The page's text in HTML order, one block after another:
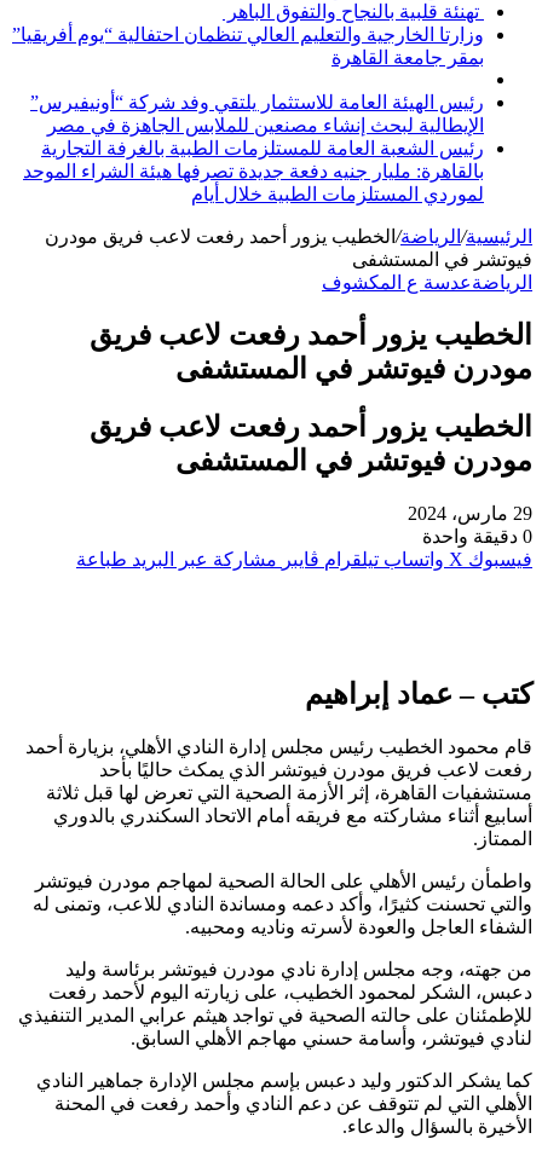
تهنئة قلبية بالنجاح والتفوق الباهر
وزارتا الخارجية والتعليم العالي تنظمان احتفالية “يوم أفريقيا”
بمقر جامعة القاهرة
رئيس الهيئة العامة للاستثمار يلتقي وفد شركة “أونيفيرس”
الإيطالية لبحث إنشاء مصنعين للملابس الجاهزة في مصر
رئيس الشعبة العامة للمستلزمات الطبية بالغرفة التجارية
بالقاهرة: مليار جنيه دفعة جديدة تصرفها هيئة الشراء الموحد
لموردي المستلزمات الطبية خلال أيام
الرئيسية/ الرياضة/ الخطيب يزور أحمد رفعت لاعب فريق مودرن
فيوتشر في المستشفى
الرياضةعدسة ع المكشوف
الخطيب يزور أحمد رفعت لاعب فريق
مودرن فيوتشر في المستشفى
الخطيب يزور أحمد رفعت لاعب فريق
مودرن فيوتشر في المستشفى
29 مارس، 2024
0 دقيقة واحدة
فيسبوك ‫X واتساب تيلقرام ڤايبر مشاركة عبر البريد طباعة
كتب – عماد إبراهيم
قام محمود الخطيب رئيس مجلس إدارة النادي الأهلي، بزيارة أحمد
رفعت لاعب فريق مودرن فيوتشر الذي يمكث حاليًا بأحد
مستشفيات القاهرة، إثر الأزمة الصحية التي تعرض لها قبل ثلاثة
أسابيع أثناء مشاركته مع فريقه أمام الاتحاد السكندري بالدوري
الممتاز.
واطمأن رئيس الأهلي على الحالة الصحية لمهاجم مودرن فيوتشر
والتي تحسنت كثيرًا، وأكد دعمه ومساندة النادي للاعب، وتمنى له
الشفاء العاجل والعودة لأسرته وناديه ومحبيه.
من جهته، وجه مجلس إدارة نادي مودرن فيوتشر برئاسة وليد
دعبس، الشكر لمحمود الخطيب، على زيارته اليوم لأحمد رفعت
للإطمئنان على حالته الصحية في تواجد هيثم عرابي المدير التنفيذي
لنادي فيوتشر، وأسامة حسني مهاجم الأهلي السابق.
كما يشكر الدكتور وليد دعبس بإسم مجلس الإدارة جماهير النادي
الأهلي التي لم تتوقف عن دعم النادي وأحمد رفعت في المحنة
الأخيرة بالسؤال والدعاء.